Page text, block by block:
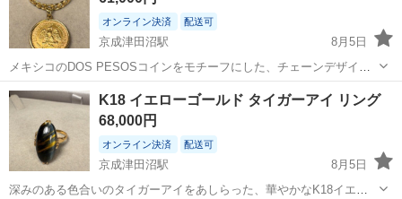
オンライン決済 配送可
京成津田沼駅
8月5日
メキシコのDOS PESOSコインをモチーフにした、チェーンデザイン
が揺れる華やかなゴールドリングです。 - 素材: K18 /K21 -刻印：K18 -
サイズ：13.5号 -重さ：3g (コイン1.6g) - デザイン:...
千葉 習志野市 京成津田沼駅 アクセサリー メキシコ
K18 イエローゴールド タイガーアイ リング
68,000円
オンライン決済 配送可
京成津田沼駅
8月5日
深みのある色合いのタイガーアイをあしらった、華やかなK18イエロ